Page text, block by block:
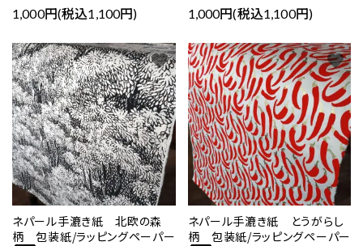
1,000円(税込1,100円) 1,000円(税込1,100円)
ネパール手漉き紙 北欧の森
柄 包装紙/ラッピングペーパー
favorite
ネパール手漉き紙 とうがらし
柄 包装紙/ラッピングペーパー
favorite